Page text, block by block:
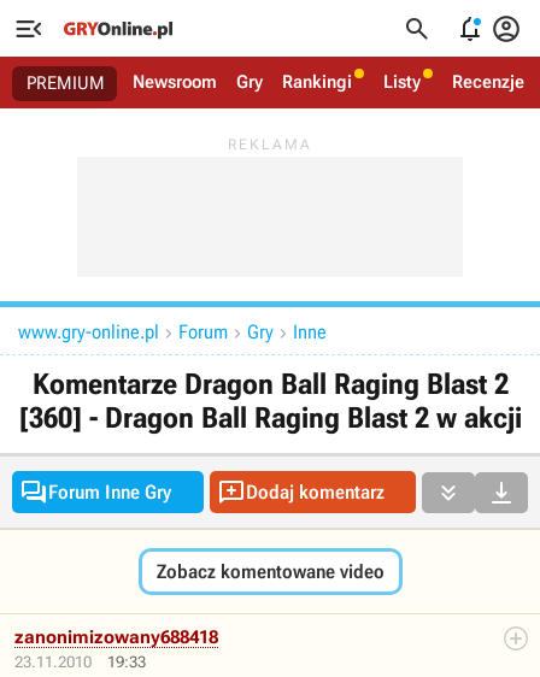
   
PREMIUM Newsroom Gry Rankingi Listy Recenzje
www.gry-online.pl  Forum  Gry  Inne
Komentarze Dragon Ball Raging Blast 2
[360] - Dragon Ball Raging Blast 2 w akcji
Forum Inne Gry Dodaj komentarz  
Zobacz komentowane video
23.11.2010 19:33
zanonimizowany688418